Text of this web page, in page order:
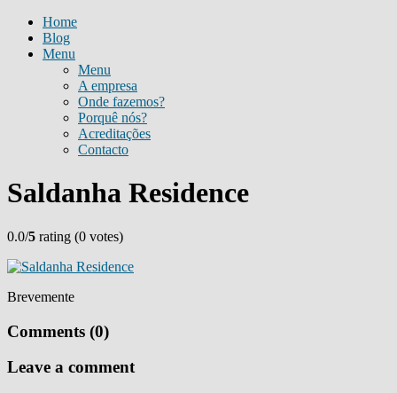
Home
Blog
Menu
Menu
A empresa
Onde fazemos?
Porquê nós?
Acreditações
Contacto
Saldanha Residence
0.0/5 rating (0 votes)
Brevemente
Comments (0)
Leave a comment